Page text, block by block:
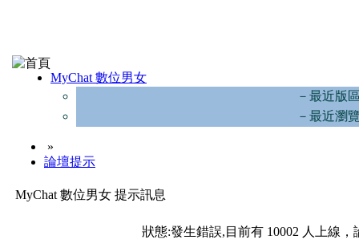
MyChat 數位男女
－最近版
－最近瀏
»
論壇提示
MyChat 數位男女 提示訊息
狀態:發生錯誤,目前有 10002 人上線